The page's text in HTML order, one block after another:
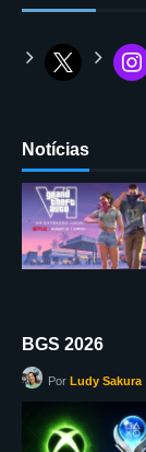
Notícias
BGS 2026
Por Ludy Sakura